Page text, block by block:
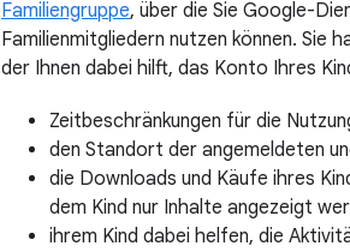
Familiengruppe, über die Sie Google-
Familienmitgliedern nutzen können. Sie
der Ihnen dabei hilft, das Konto Ihres
Zeitbeschränkungen für die
den Standort der angemeldeten
die Downloads und Käufe ihres
dem Kind nur Inhalte angezeigt
ihrem Kind dabei helfen, die